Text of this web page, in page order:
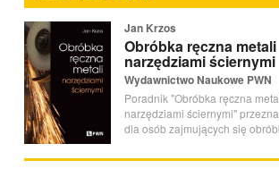
Jan Krzos
Obróbka ręczna metali
narzędziami ściernymi
Wydawnictwo Naukowe PWN
Poradnik "Obróbka ręczna
narzędziami ściernymi"
dla osób zajmujących się